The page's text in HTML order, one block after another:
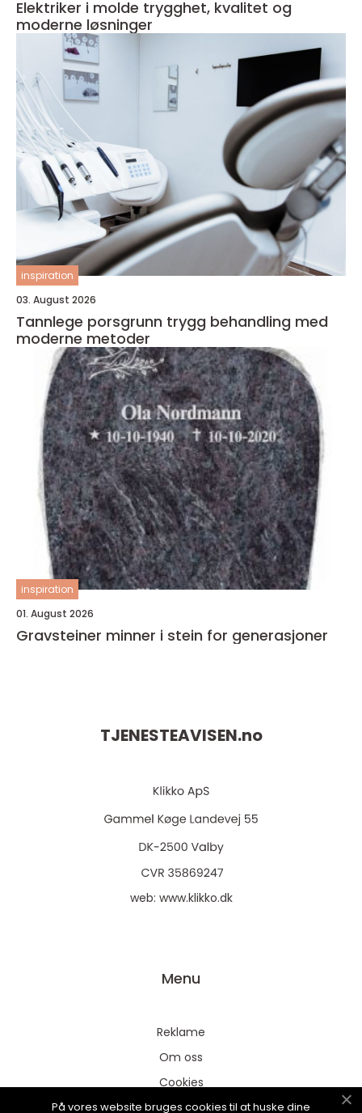
Elektriker i molde trygghet, kvalitet og
moderne løsninger
inspiration
03. August 2026
Tannlege porsgrunn trygg behandling med
moderne metoder
inspiration
01. August 2026
Gravsteiner minner i stein for generasjoner
TJENESTEAVISEN.no
web: www.klikko.dk
Menu
Reklame
Om oss
Cookies
Kontakt Oss
På vores website bruges cookies til at huske dine